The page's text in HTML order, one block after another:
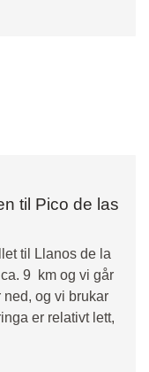
til Pico de las
til Llanos de la
9 km og vi går
ned, og vi brukar
er relativt lett,